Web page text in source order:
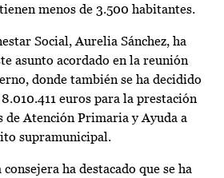
menos de 3.500 habitantes.
Social, Aurelia Sánchez, ha
asunto acordado en la reunión
donde también se ha decidido
euros para la prestación
de Atención Primaria y Ayuda a
supramunicipal.
ha destacado que se ha